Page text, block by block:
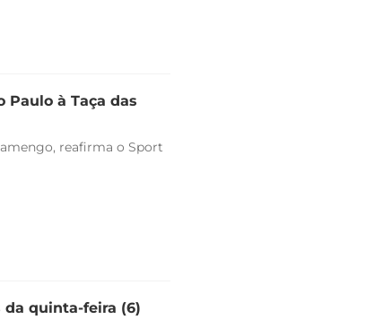
à Taça das
reafirma o Sport
da quinta-feira (6)